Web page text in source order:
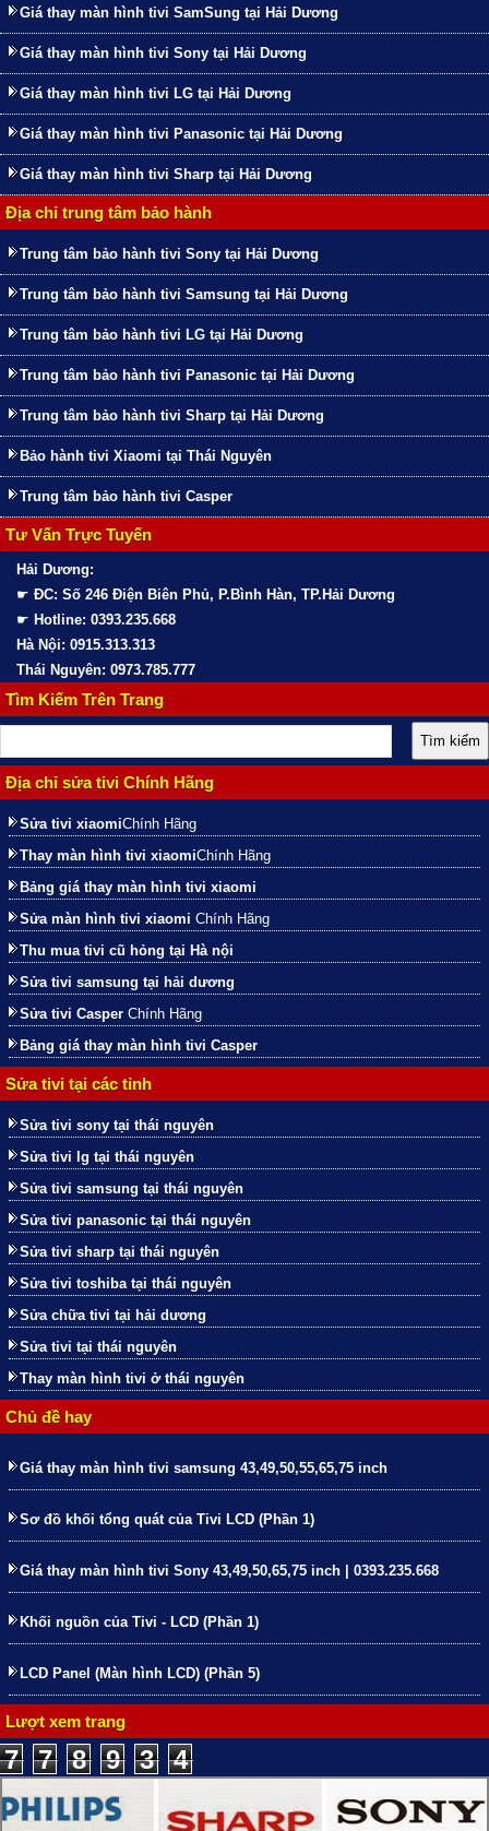
Giá thay màn hình tivi SamSung tại Hải Dương
Giá thay màn hình tivi Sony tại Hải Dương
Giá thay màn hình tivi LG tại Hải Dương
Giá thay màn hình tivi Panasonic tại Hải Dương
Giá thay màn hình tivi Sharp tại Hải Dương
Địa chỉ trung tâm bảo hành
Trung tâm bảo hành tivi Sony tại Hải Dương
Trung tâm bảo hành tivi Samsung tại Hải Dương
Trung tâm bảo hành tivi LG tại Hải Dương
Trung tâm bảo hành tivi Panasonic tại Hải Dương
Trung tâm bảo hành tivi Sharp tại Hải Dương
Bảo hành tivi Xiaomi tại Thái Nguyên
Trung tâm bảo hành tivi Casper
Tư Vấn Trực Tuyến
Hải Dương:
☛ ĐC: Số 246 Điện Biên Phủ, P.Bình Hàn, TP.Hải Dương
☛ Hotline: 0393.235.668
Hà Nội: 0915.313.313
Thái Nguyên: 0973.785.777
Tìm Kiếm Trên Trang
Địa chỉ sửa tivi Chính Hãng
Sửa tivi xiaomiChính Hãng
Thay màn hình tivi xiaomiChính Hãng
Bảng giá thay màn hình tivi xiaomi
Sửa màn hình tivi xiaomi Chính Hãng
Thu mua tivi cũ hỏng tại Hà nội
Sửa tivi samsung tại hải dương
Sửa tivi Casper Chính Hãng
Bảng giá thay màn hình tivi Casper
Sửa tivi tại các tỉnh
Sửa tivi sony tại thái nguyên
Sửa tivi lg tại thái nguyên
Sửa tivi samsung tại thái nguyên
Sửa tivi panasonic tại thái nguyên
Sửa tivi sharp tại thái nguyên
Sửa tivi toshiba tại thái nguyên
Sửa chữa tivi tại hải dương
Sửa tivi tại thái nguyên
Thay màn hình tivi ở thái nguyên
Chủ đề hay
Giá thay màn hình tivi samsung 43,49,50,55,65,75 inch
Sơ đồ khối tổng quát của Tivi LCD (Phần 1)
Giá thay màn hình tivi Sony 43,49,50,65,75 inch | 0393.235.668
Khối nguồn của Tivi - LCD (Phần 1)
LCD Panel (Màn hình LCD) (Phần 5)
Lượt xem trang
7 7 8 9 3 4